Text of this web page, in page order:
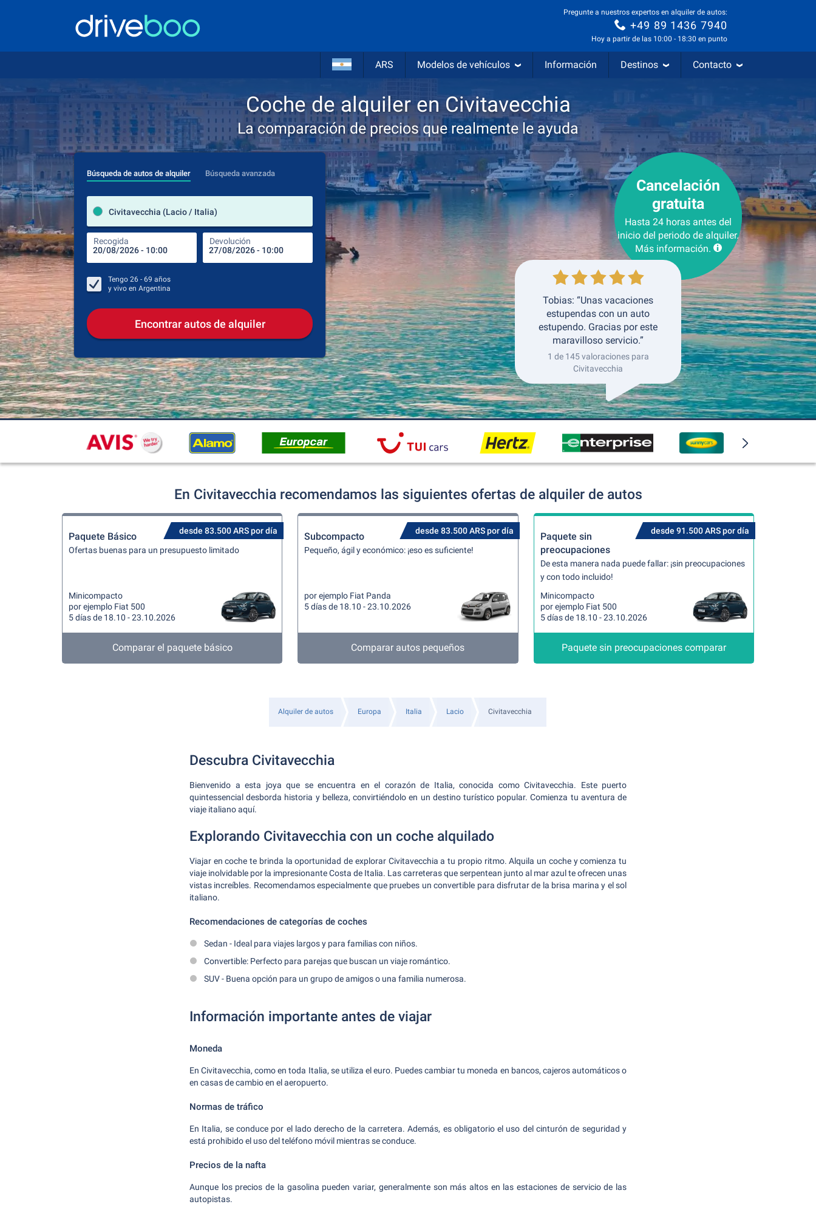
Pregunte a nuestros expertos en alquiler de autos:
+49 89 1436 7940
Hoy a partir de las 10:00 - 18:30 en punto
ARS Modelos de vehículos Información Destinos Contacto
Coche de alquiler en Civitavecchia
La comparación de precios que realmente le ayuda
Búsqueda de autos de alquiler Búsqueda avanzada
Civitavecchia (Lacio / Italia)
Recogida Devolución
lugar de alquiler
Lugar de devolución
Recogida Devolución
Tengo 26 - 69 años
y vivo en Argentina
Encontrar autos de alquiler
Cancelación
gratuita
Hasta 24 horas antes del
inicio del periodo de alquiler.
Más información.
Tobias: “Unas vacaciones
estupendas con un auto
estupendo. Gracias por este
maravilloso servicio.”
1 de 145 valoraciones para
Civitavecchia
En Civitavecchia recomendamos las siguientes ofertas de alquiler de autos
desde 83.500 ARS por día
Paquete Básico
Ofertas buenas para un presupuesto limitado
Minicompacto
por ejemplo Fiat 500
5 días de 18.10 - 23.10.2026
Comparar el paquete básico
desde 83.500 ARS por día
Subcompacto
Pequeño, ágil y económico: ¡eso es suficiente!
por ejemplo Fiat Panda
5 días de 18.10 - 23.10.2026
Comparar autos pequeños
desde 91.500 ARS por día
Paquete sin
preocupaciones
De esta manera nada puede fallar: ¡sin preocupaciones
y con todo incluido!
Minicompacto
por ejemplo Fiat 500
5 días de 18.10 - 23.10.2026
Paquete sin preocupaciones comparar
Alquiler de autos Europa Italia Lacio Civitavecchia
Descubra Civitavecchia
Bienvenido a esta joya que se encuentra en el corazón de Italia, conocida como Civitavecchia. Este puerto
quintessencial desborda historia y belleza, convirtiéndolo en un destino turístico popular. Comienza tu aventura de
viaje italiano aquí.
Explorando Civitavecchia con un coche alquilado
Viajar en coche te brinda la oportunidad de explorar Civitavecchia a tu propio ritmo. Alquila un coche y comienza tu
viaje inolvidable por la impresionante Costa de Italia. Las carreteras que serpentean junto al mar azul te ofrecen unas
vistas increíbles. Recomendamos especialmente que pruebes un convertible para disfrutar de la brisa marina y el sol
italiano.
Recomendaciones de categorías de coches
Sedan - Ideal para viajes largos y para familias con niños.
Convertible: Perfecto para parejas que buscan un viaje romántico.
SUV - Buena opción para un grupo de amigos o una familia numerosa.
Información importante antes de viajar
Moneda
En Civitavecchia, como en toda Italia, se utiliza el euro. Puedes cambiar tu moneda en bancos, cajeros automáticos o
en casas de cambio en el aeropuerto.
Normas de tráfico
En Italia, se conduce por el lado derecho de la carretera. Además, es obligatorio el uso del cinturón de seguridad y
está prohibido el uso del teléfono móvil mientras se conduce.
Precios de la nafta
Aunque los precios de la gasolina pueden variar, generalmente son más altos en las estaciones de servicio de las
autopistas.